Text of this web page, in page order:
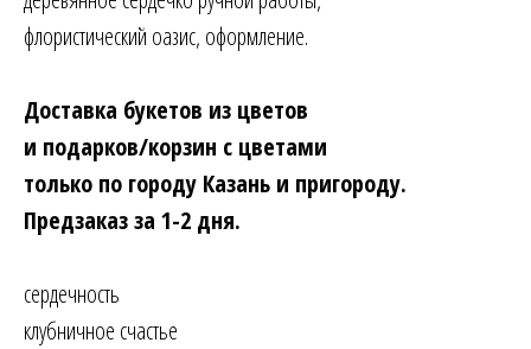
флористический оазис, оформление.
Доставка букетов из цветов
и подарков/корзин с цветами
только по городу Казань и пригороду.
Предзаказ за 1-2 дня.
сердечность
клубничное счастье